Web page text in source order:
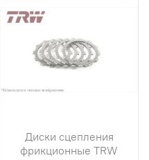
Диски сцепления
фрикционные TRW